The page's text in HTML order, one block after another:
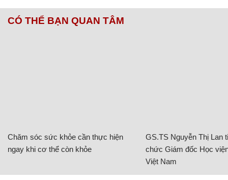
CÓ THỂ BẠN QUAN TÂM
Chăm sóc sức khỏe cần thực hiện
ngay khi cơ thể còn khỏe
GS.TS Nguyễn Thị Lan
chức Giám đốc Học
Việt Nam